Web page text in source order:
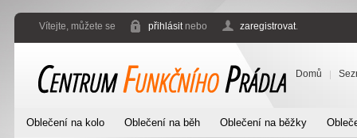
Vítejte, můžete se přihlásitnebo zaregistrovat.
Domů
Oblečení na kolo Oblečení na běh Oblečení na běžky